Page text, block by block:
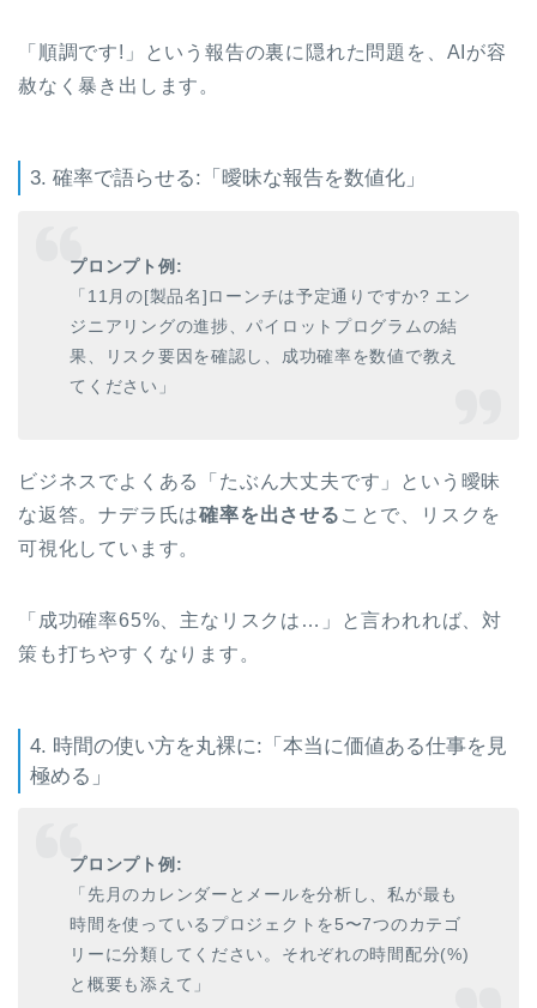
「順調です!」という報告の裏に隠れた問題を、AIが容
赦なく暴き出します。
3. 確率で語らせる:「曖昧な報告を数値化」
プロンプト例:
「11月の[製品名]ローンチは予定通りですか? エン
ジニアリングの進捗、パイロットプログラムの結
果、リスク要因を確認し、成功確率を数値で教え
てください」
ビジネスでよくある「たぶん大丈夫です」という曖昧
な返答。ナデラ氏は確率を出させる ことで、リスクを
可視化しています。
「成功確率65%、主なリスクは…」と言われれば、対
策も打ちやすくなります。
4. 時間の使い方を丸裸に:「本当に価値ある仕事を見
極める」
プロンプト例:
「先月のカレンダーとメールを分析し、私が最も
時間を使っているプロジェクトを5〜7つのカテゴ
リーに分類してください。それぞれの時間配分(%)
と概要も添えて」